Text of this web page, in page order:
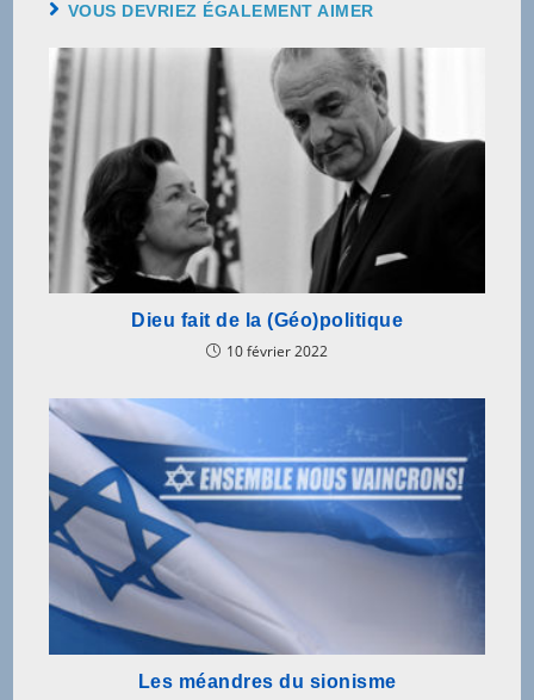
VOUS DEVRIEZ ÉGALEMENT AIMER
Dieu fait de la (Géo)politique
10 février 2022
Les méandres du sionisme